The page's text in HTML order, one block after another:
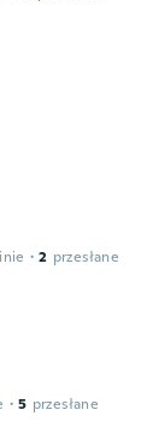
· 2 przesłane
· 5 przesłane